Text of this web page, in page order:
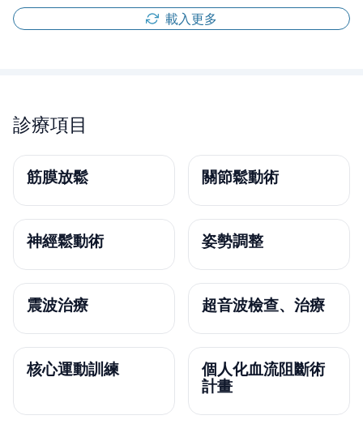
載入更多
診療項目
筋膜放鬆 關節鬆動術
神經鬆動術 姿勢調整
震波治療 超音波檢查、治療
核心運動訓練
個人化血流阻斷術
計畫